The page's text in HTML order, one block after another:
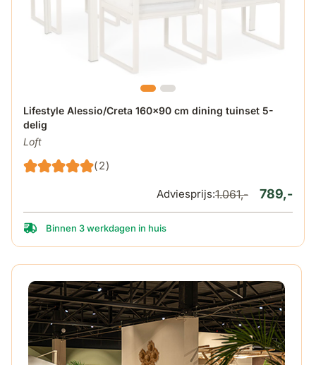
Lifestyle Alessio/Creta 160x90 cm dining tuinset 5-
delig
Loft
(2)
De prijs is afhankelijk van de gekozen opties op de
789,-
Adviesprijs:1.061,-
Binnen 3 werkdagen in huis